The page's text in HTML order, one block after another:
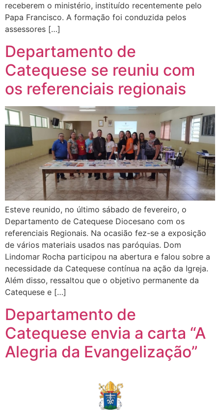
receberem o ministério, instituído recentemente pelo
Papa Francisco. A formação foi conduzida pelos
assessores […]
Departamento de
Catequese se reuniu com
os referenciais regionais
Esteve reunido, no último sábado de fevereiro, o
Departamento de Catequese Diocesano com os
referenciais Regionais. Na ocasião fez-se a exposição
de vários materiais usados nas paróquias. Dom
Lindomar Rocha participou na abertura e falou sobre a
necessidade da Catequese contínua na ação da Igreja.
Além disso, ressaltou que o objetivo permanente da
Catequese e […]
Departamento de
Catequese envia a carta “A
Alegria da Evangelização”